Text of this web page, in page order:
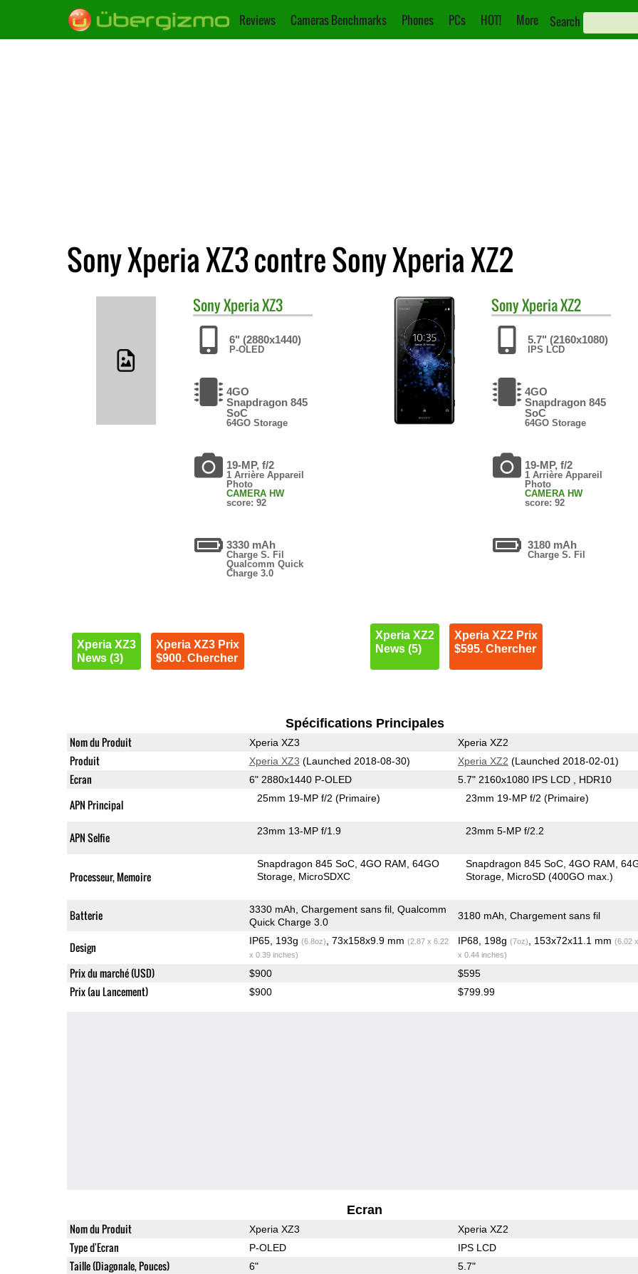
Reviews Cameras Benchmarks Phones PCs HOT! More Search
Sony Xperia XZ3 contre Sony Xperia XZ2
SonyXperia XZ3
6" (2880x1440)
P-OLED
4GO
Snapdragon 845
SoC
64GO Storage
19-MP, f/2
1 Arrière Appareil
Photo
CAMERA HW
score: 92
3330 mAh
Charge S. Fil
Qualcomm Quick
Charge 3.0
Xperia XZ3
News (3)
Xperia XZ3 Prix
$900. Chercher
SonyXperia XZ2
5.7" (2160x1080)
IPS LCD
4GO
Snapdragon 845
SoC
64GO Storage
19-MP, f/2
1 Arrière Appareil
Photo
CAMERA HW
score: 92
3180 mAh
Charge S. Fil
Xperia XZ2
News (5)
Xperia XZ2 Prix
$595. Chercher
Spécifications Principales
Nom du Produit Xperia XZ3 Xperia XZ2
Produit Xperia XZ3 (Launched 2018-08-30) Xperia XZ2 (Launched 2018-02-01)
Ecran 6" 2880x1440 P-OLED 5.7" 2160x1080 IPS LCD , HDR10
APN Principal 25mm 19-MP f/2(Primaire) 23mm 19-MP f/2(Primaire)
APN Selfie 23mm 13-MP f/1.9 23mm 5-MP f/2.2
Processeur, Memoire
Snapdragon 845 SoC 4GO RAM 64GO
Storage MicroSDXC
Snapdragon 845 SoC 4GO RAM
Storage MicroSD (400GO max.)
Batterie
3330 mAh, Chargement sans fil, Qualcomm
Quick Charge 3.0
3180 mAh, Chargement sans fil
Design IP65, 193g (6.8oz) , 73x158x9.9 mm (2.87 x 6.22
x 0.39 inches)
IP68, 198g (7oz) , 153x72x11.1 mm (6.02
x 0.44 inches)
Prix du marché (USD) $900 $595
Prix (au Lancement) $900 $799.99
Ecran
Nom du Produit Xperia XZ3 Xperia XZ2
Type d'Ecran P-OLED IPS LCD
Taille (Diagonale, Pouces) 6" 5.7"